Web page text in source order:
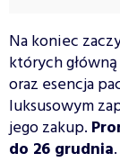
Na koniec
których
oraz esencja
luksusowym
jego zakup.
do 26 grudnia